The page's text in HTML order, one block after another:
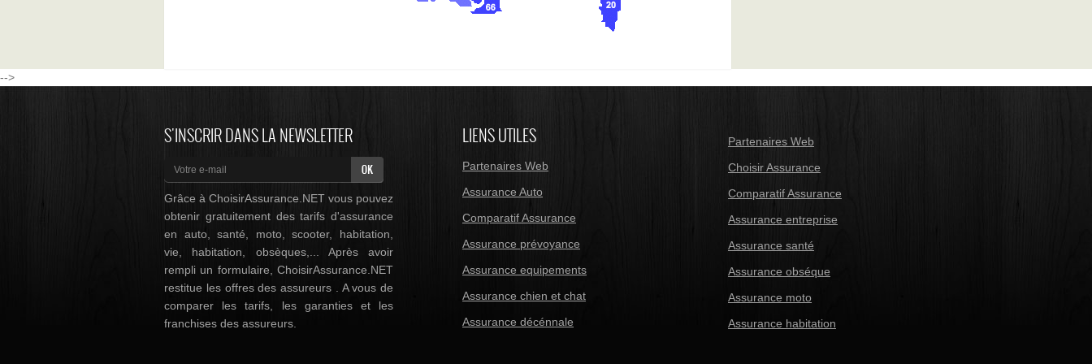
-->
S'INSCRIR DANS LA NEWSLETTER
Grâce à ChoisirAssurance.NET vous pouvez
obtenir gratuitement des tarifs d'assurance
en auto, santé, moto, scooter, habitation,
vie, habitation, obsèques,... Après avoir
rempli un formulaire, ChoisirAssurance.NET
restitue les offres des assureurs . A vous de
comparer les tarifs, les garanties et les
franchises des assureurs.
LIENS UTILES
Partenaires Web
Assurance Auto
Comparatif Assurance
Assurance prévoyance
Assurance equipements
Assurance chien et chat
Assurance décénnale
Partenaires Web
Choisir Assurance
Comparatif Assurance
Assurance entreprise
Assurance santé
Assurance obséque
Assurance moto
Assurance habitation